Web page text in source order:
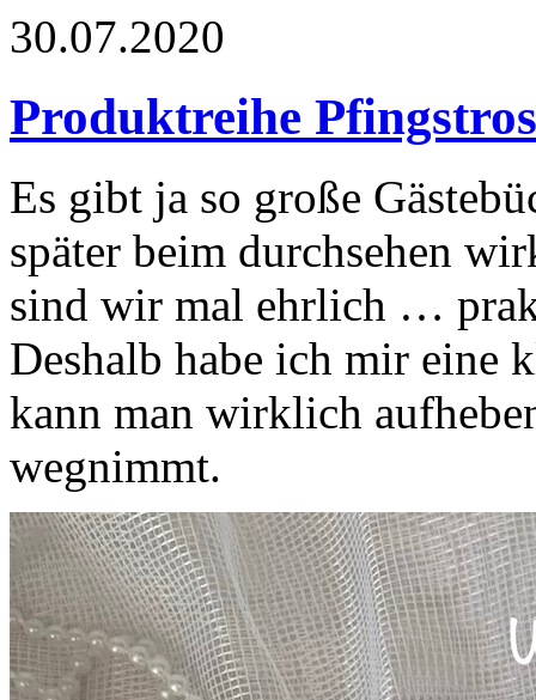
30.07.2020
Produktreihe
Es gibt ja so große
später beim durchsehen
sind wir mal ehrlich …
Deshalb habe ich mir eine
kann man wirklich
wegnimmt.